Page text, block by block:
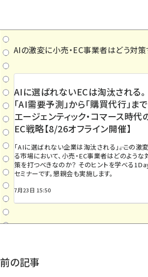
AIの激変に小売・EC事業者はどう対
AIに選ばれないECは淘汰される。
「AI需要予測」から「購買代行」まで
エージェンティック・コマース時代
EC戦略【8/26オフライン開催】
「AIに選ばれない企業は淘汰される」――。この激
る市場において、小売・EC事業者はどのような
策を打つべきなのか？ そのヒントを学べる
セミナーです。懇親会も実施します。
7月23日 15:50
前の記事